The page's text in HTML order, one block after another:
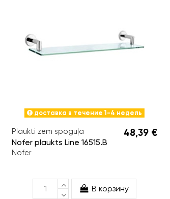
доставка в течение 1-4 недель
Plaukti zem spoguļa
Nofer plaukts Line 16515.B
Nofer
48,39 €
В корзину